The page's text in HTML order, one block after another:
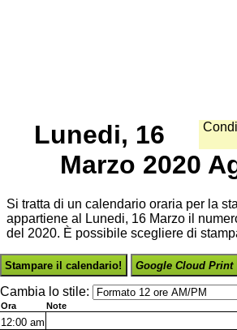
Lunedi, 16
Marzo 2020
Si tratta di un calendario oraria per la
appartiene al Lunedi, 16 Marzo il
del 2020. È possibile scegliere di
Stampare il calendario! Google Cloud Print
Cambia lo stile:
Ora Note
12:00 am